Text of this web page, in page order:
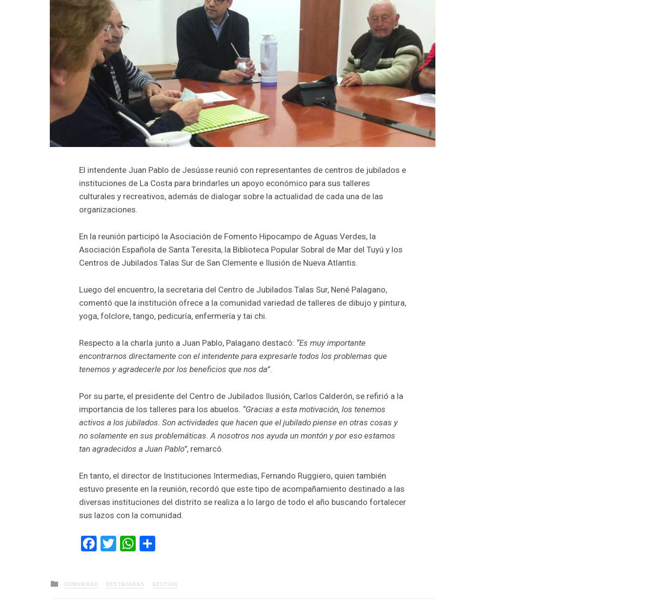
El intendente Juan Pablo de Jesússe reunió con representantes de centros de jubilados e
instituciones de La Costa para brindarles un apoyo económico para sus talleres
culturales y recreativos, además de dialogar sobre la actualidad de cada una de las
organizaciones.
En la reunión participó la Asociación de Fomento Hipocampo de Aguas Verdes, la
Asociación Española de Santa Teresita, la Biblioteca Popular Sobral de Mar del Tuyú y los
Centros de Jubilados Talas Sur de San Clemente e Ilusión de Nueva Atlantis.
Luego del encuentro, la secretaria del Centro de Jubilados Talas Sur, Nené Palagano,
comentó que la institución ofrece a la comunidad variedad de talleres de dibujo y pintura,
yoga, folclore, tango, pedicuría, enfermería y tai chi.
Respecto a la charla junto a Juan Pablo, Palagano destacó: “Es muy importante
encontrarnos directamente con el intendente para expresarle todos los problemas que
tenemos y agradecerle por los beneficios que nos da”.
Por su parte, el presidente del Centro de Jubilados Ilusión, Carlos Calderón, se refirió a la
importancia de los talleres para los abuelos. “Gracias a esta motivación, los tenemos
activos a los jubilados. Son actividades que hacen que el jubilado piense en otras cosas y
no solamente en sus problemáticas. A nosotros nos ayuda un montón y por eso estamos
tan agradecidos a Juan Pablo”, remarcó.
En tanto, el director de Instituciones Intermedias, Fernando Ruggiero, quien también
estuvo presente en la reunión, recordó que este tipo de acompañamiento destinado a las
diversas instituciones del distrito se realiza a lo largo de todo el año buscando fortalecer
sus lazos con la comunidad.
Facebook
TwitterWhatsApp
Posted
in
COMUNIDAD DESTACADAS GESTIÓN